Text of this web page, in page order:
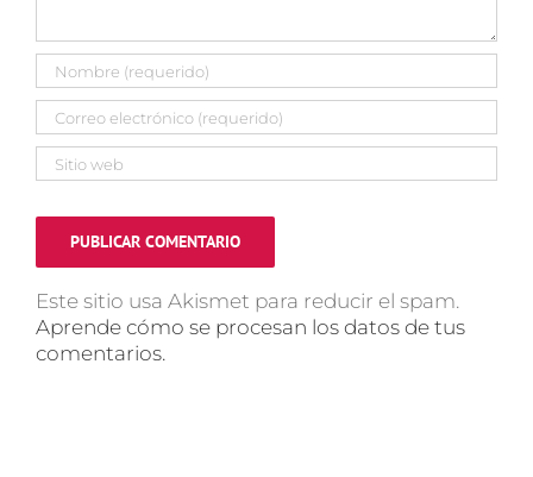
Este sitio usa Akismet para reducir el spam.
Aprende cómo se procesan los datos de tus
comentarios.